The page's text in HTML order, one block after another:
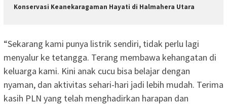
Konservasi Keanekaragaman Hayati di Halmahera Utara
“Sekarang kami punya listrik sendiri, tidak perlu lagi
menyalur ke tetangga. Terang membawa kehangatan di
keluarga kami. Kini anak cucu bisa belajar dengan
nyaman, dan aktivitas sehari-hari jadi lebih mudah. Terima
kasih PLN yang telah menghadirkan harapan dan